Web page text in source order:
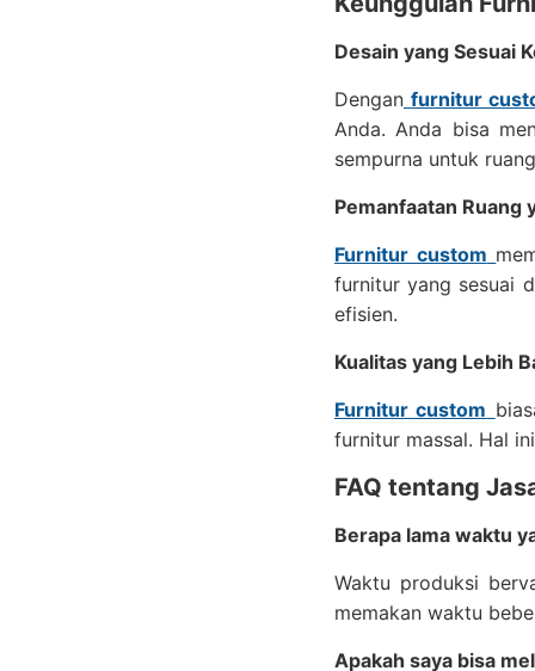
Desain yang Sesuai
Dengan furnitur
Anda. Anda bisa
sempurna untuk
Pemanfaatan Ruang
Furnitur custom
furnitur yang sesuai
efisien.
Kualitas yang Lebih
Furnitur custom
furnitur massal. Hal
FAQ tentang
Berapa lama waktu
Waktu produksi
memakan waktu
Apakah saya bisa